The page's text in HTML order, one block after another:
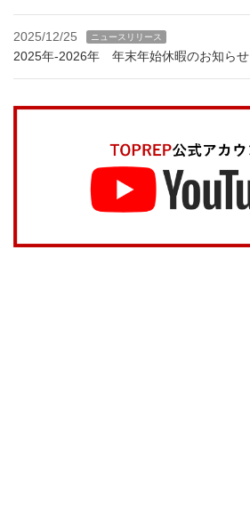
2025/12/25 ニュースリリース
2025年-2026年 年末年始休暇のお知らせ